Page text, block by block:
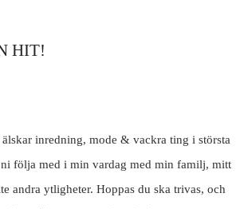
HIT!
älskar inredning, mode & vackra ting i största
följa med i min vardag med min familj, mitt
andra ytligheter. Hoppas du ska trivas, och